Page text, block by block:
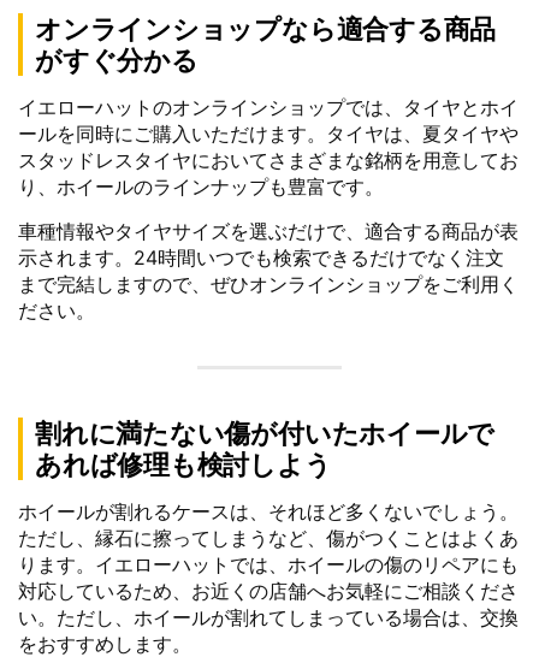
オンラインショップなら適合する商品
がすぐ分かる
イエローハットのオンラインショップでは、タイヤとホイ
ールを同時にご購入いただけます。タイヤは、夏タイヤや
スタッドレスタイヤにおいてさまざまな銘柄を用意してお
り、ホイールのラインナップも豊富です。
車種情報やタイヤサイズを選ぶだけで、適合する商品が表
示されます。24時間いつでも検索できるだけでなく注文
まで完結しますので、ぜひオンラインショップをご利用く
ださい。
割れに満たない傷が付いたホイールで
あれば修理も検討しよう
ホイールが割れるケースは、それほど多くないでしょう。
ただし、縁石に擦ってしまうなど、傷がつくことはよくあ
ります。イエローハットでは、ホイールの傷のリペアにも
対応しているため、お近くの店舗へお気軽にご相談くださ
い。ただし、ホイールが割れてしまっている場合は、交換
をおすすめします。